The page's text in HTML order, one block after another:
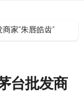
家“朱唇皓齿”
台批发商